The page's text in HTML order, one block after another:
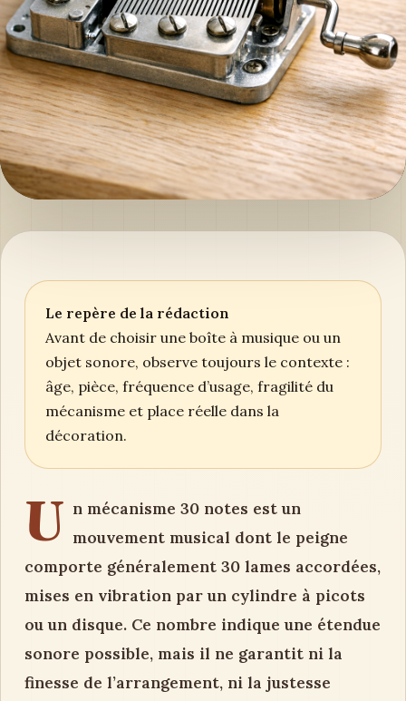
Le repère de la rédaction
Avant de choisir une boîte à musique ou un
objet sonore, observe toujours le contexte :
âge, pièce, fréquence d’usage, fragilité du
mécanisme et place réelle dans la
décoration.
U n mécanisme 30 notes est un
mouvement musical dont le peigne
comporte généralement 30 lames accordées,
mises en vibration par un cylindre à picots
ou un disque. Ce nombre indique une étendue
sonore possible, mais il ne garantit ni la
finesse de l’arrangement, ni la justesse